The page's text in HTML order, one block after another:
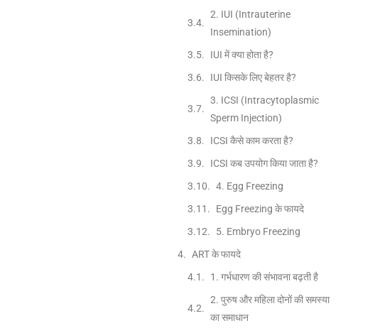
2. IUI (Intrauterine
Insemination)
IUI में क्या होता है?
IUI किसके लिए बेहतर है?
3. ICSI (Intracytoplasmic
Sperm Injection)
ICSI कैसे काम करता है?
ICSI कब उपयोग किया जाता है?
4. Egg Freezing
Egg Freezing के फायदे
5. Embryo Freezing
ART के फायदे
1. गर्भधारण की संभावना बढ़ती है
2. पुरुष और महिला दोनों की समस्या
का समाधान